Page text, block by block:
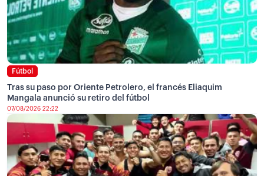
Fútbol
Tras su paso por Oriente Petrolero, el francés Eliaquim
Mangala anunció su retiro del fútbol
07/08/2026 22:22